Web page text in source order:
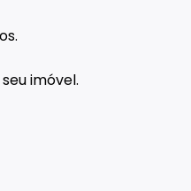
imóvel.